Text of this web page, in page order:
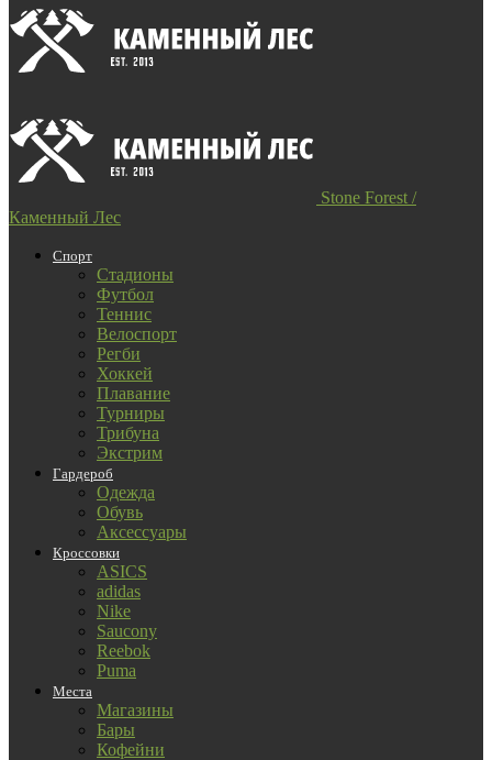
Stone Forest /
Каменный Лес
Спорт
Стадионы
Футбол
Теннис
Велоспорт
Регби
Хоккей
Плавание
Турниры
Трибуна
Экстрим
Гардероб
Одежда
Обувь
Аксессуары
Кроссовки
ASICS
adidas
Nike
Saucony
Reebok
Puma
Места
Магазины
Бары
Кофейни